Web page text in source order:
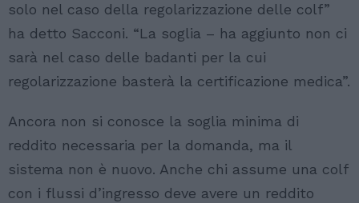
solo nel caso della regolarizzazione delle colf”
ha detto Sacconi. “La soglia – ha aggiunto non ci
sarà nel caso delle badanti per la cui
regolarizzazione basterà la certificazione medica”.
Ancora non si conosce la soglia minima di
reddito necessaria per la domanda, ma il
sistema non è nuovo. Anche chi assume una colf
con i flussi d’ingresso deve avere un reddito